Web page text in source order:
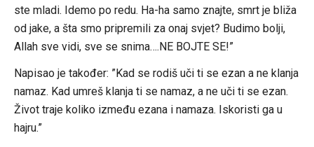
ste mladi. Idemo po redu. Ha-ha samo znajte, smrt je bliža
od jake, a šta smo pripremili za onaj svjet? Budimo bolji,
Allah sve vidi, sve se snima….NE BOJTE SE!”
Napisao je također: ”Kad se rodiš uči ti se ezan a ne klanja
namaz. Kad umreš klanja ti se namaz, a ne uči ti se ezan.
Život traje koliko između ezana i namaza. Iskoristi ga u
hajru.”